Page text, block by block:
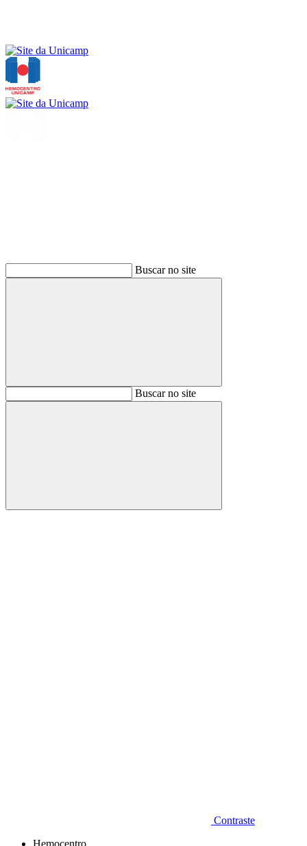
Buscar no site
BuscarBuscar no site
Buscar
Contraste
Hemocentro